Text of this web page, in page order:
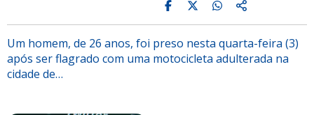
Um homem, de 26 anos, foi preso nesta quarta-feira (3)
após ser flagrado com uma motocicleta adulterada na
cidade de…